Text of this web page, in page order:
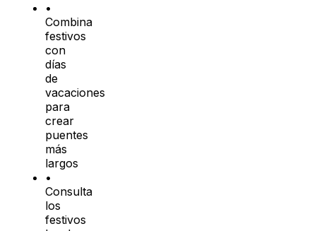
•
Combina
festivos
con
días
de
vacaciones
para
crear
puentes
más
largos
•
Consulta
los
festivos